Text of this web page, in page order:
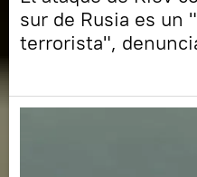
sur de Rusia es un
terrorista",